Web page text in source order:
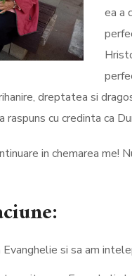
ea a
dreptatea si
cu credinta ca
in chemarea me!
si sa am